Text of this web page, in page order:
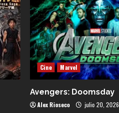
Cine Marvel
Avengers: Doomsday
Alex Rioseco julio 20, 2026